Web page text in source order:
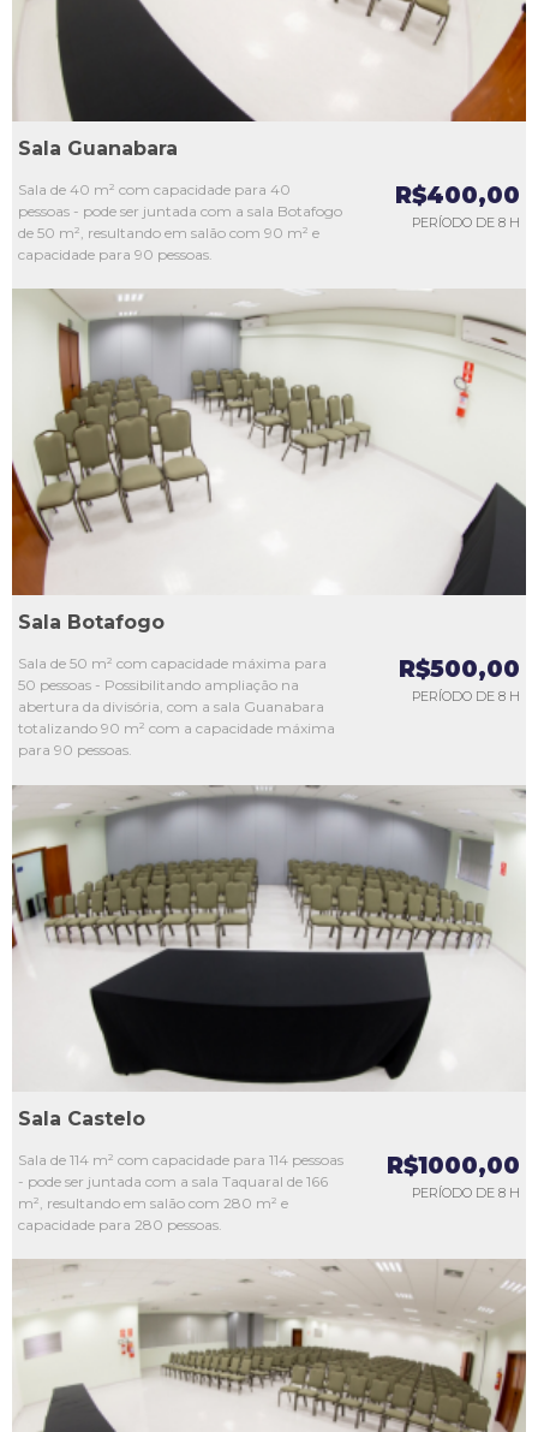
Sala Guanabara
Sala de 40 m² com capacidade para 40
pessoas - pode ser juntada com a sala Botafogo
de 50 m², resultando em salão com 90 m² e
capacidade para 90 pessoas.
R$400,00
PERÍODO DE 8 H
L1
L2
L3
L4
Sala Botafogo
Sala de 50 m² com capacidade máxima para
50 pessoas - Possibilitando ampliação na
abertura da divisória, com a sala Guanabara
totalizando 90 m² com a capacidade máxima
para 90 pessoas.
R$500,00
PERÍODO DE 8 H
L2
L3
L4
Sala Castelo
Sala de 114 m² com capacidade para 114 pessoas
- pode ser juntada com a sala Taquaral de 166
m², resultando em salão com 280 m² e
capacidade para 280 pessoas.
R$1000,00
PERÍODO DE 8 H
L3
L4